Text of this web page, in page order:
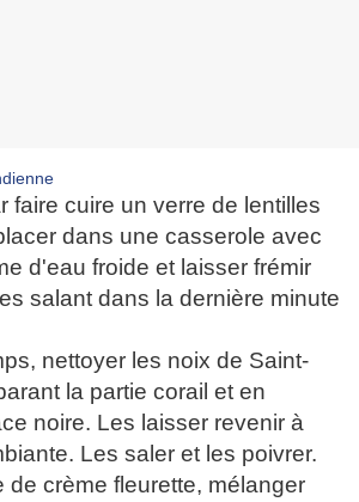
faire cuire un verre de lentilles
dans une casserole avec
d'eau froide et laisser frémir
salant dans la dernière minute
nettoyer les noix de Saint-
la partie corail et en
noire. Les laisser revenir à
Les saler et les poivrer.
de crème fleurette, mélanger